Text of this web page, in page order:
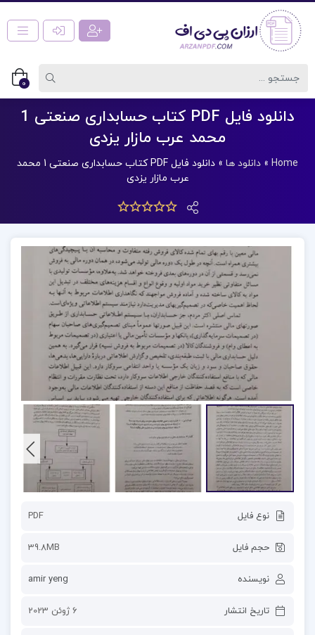
0
دانلود فایل PDF کتاب حسابداری صنعتی 1
محمد عرب مازار یزدی
Home
» دانلود ها »
دانلود فایل PDF کتاب حسابداری صنعتی 1 محمد
عرب مازار یزدی
نوع فایل PDF
حجم فایل 39.8MB
نویسنده amir yeng
تاریخ انتشار 6 ژوئن 2023